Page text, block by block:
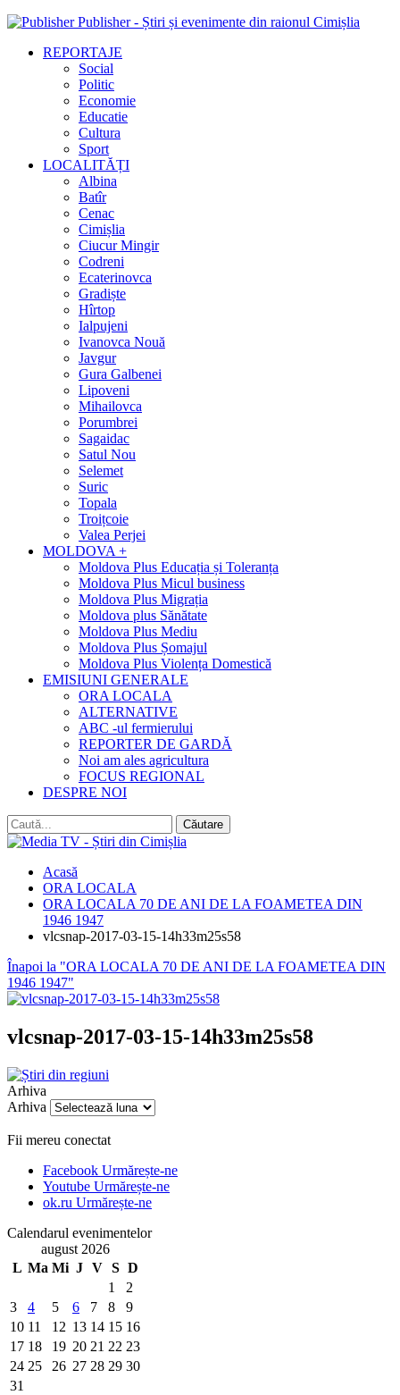
Publisher - Știri și evenimente din raionul Cimișlia
REPORTAJE
Social
Politic
Economie
Educatie
Cultura
Sport
LOCALITĂȚI
Albina
Batîr
Cenac
Cimișlia
Ciucur Mingir
Codreni
Ecaterinovca
Gradiște
Hîrtop
Ialpujeni
Ivanovca Nouă
Javgur
Gura Galbenei
Lipoveni
Mihailovca
Porumbrei
Sagaidac
Satul Nou
Selemet
Suric
Topala
Troițcoie
Valea Perjei
MOLDOVA +
Moldova Plus Educația și Toleranța
Moldova Plus Micul business
Moldova Plus Migrația
Moldova plus Sănătate
Moldova Plus Mediu
Moldova Plus Șomajul
Moldova Plus Violența Domestică
EMISIUNI GENERALE
ORA LOCALA
ALTERNATIVE
ABC -ul fermierului
REPORTER DE GARDĂ
Noi am ales agricultura
FOCUS REGIONAL
DESPRE NOI
Acasă
ORA LOCALA
ORA LOCALA 70 DE ANI DE LA FOAMETEA DIN
1946 1947
vlcsnap-2017-03-15-14h33m25s58
Înapoi la "ORA LOCALA 70 DE ANI DE LA FOAMETEA DIN
1946 1947"
vlcsnap-2017-03-15-14h33m25s58
Arhiva
Arhiva
Fii mereu conectat
Facebook Urmărește-ne
Youtube Urmărește-ne
ok.ru Urmărește-ne
Calendarul evenimentelor
august 2026
L Ma Mi J V S D
1
2
3
4 5 6 7 8
9
10 11 12 13 14 15 16
17 18 19 20 21 22 23
24 25 26 27 28 29 30
31